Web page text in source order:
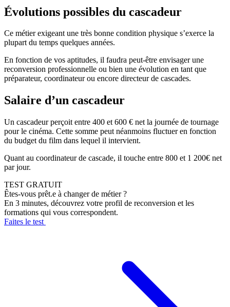
Évolutions possibles du cascadeur
Ce métier exigeant une très bonne condition physique s’exerce la
plupart du temps quelques années.
En fonction de vos aptitudes, il faudra peut-être envisager une
reconversion professionnelle ou bien une évolution en tant que
préparateur, coordinateur ou encore directeur de cascades.
Salaire d’un cascadeur
Un cascadeur perçoit entre 400 et 600 € net la journée de tournage
pour le cinéma. Cette somme peut néanmoins fluctuer en fonction
du budget du film dans lequel il intervient.
Quant au coordinateur de cascade, il touche entre 800 et 1 200€ net
par jour.
TEST GRATUIT
Êtes-vous prêt.e à changer de métier ?
En 3 minutes, découvrez votre profil de reconversion et les
formations qui vous correspondent.
Faites le test